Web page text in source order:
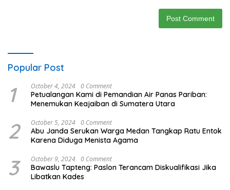
Popular Post
1 October 4, 2024 0 Comment
Petualangan Kami di Pemandian Air Panas Pariban:
Menemukan Keajaiban di Sumatera Utara
2 October 5, 2024 0 Comment
Abu Janda Serukan Warga Medan Tangkap Ratu Entok
Karena Diduga Menista Agama
3 October 9, 2024 0 Comment
Bawaslu Tapteng: Paslon Terancam Diskualifikasi Jika
Libatkan Kades